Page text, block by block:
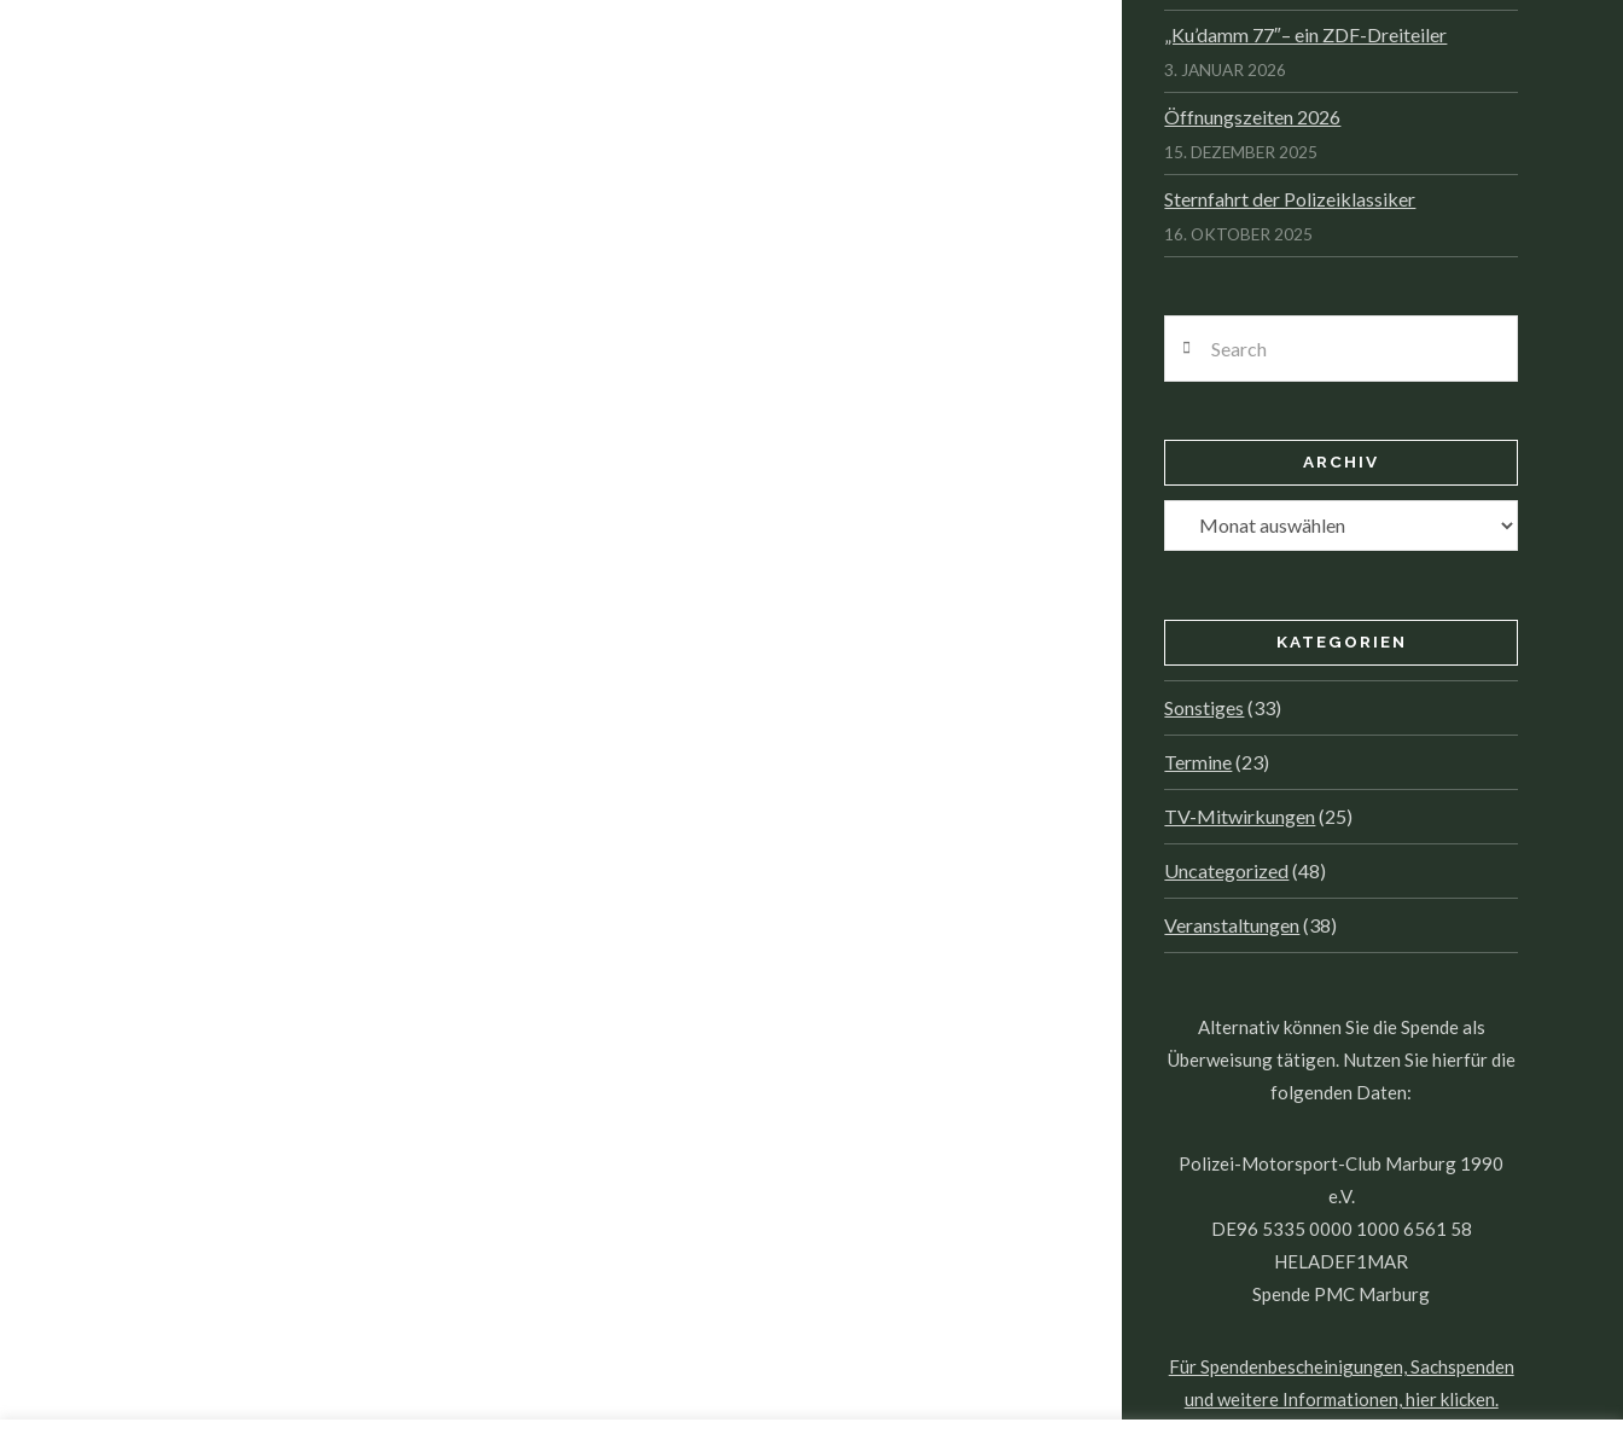
„Ku’damm 77″– ein ZDF-Dreiteiler
3. JANUAR 2026
Öffnungszeiten 2026
15. DEZEMBER 2025
Sternfahrt der Polizeiklassiker
16. OKTOBER 2025
ARCHIV
Archiv
KATEGORIEN
Sonstiges (33)
Termine(23)
TV-Mitwirkungen(25)
Uncategorized(48)
Veranstaltungen(38)
Alternativ können Sie die Spende als
Überweisung tätigen. Nutzen Sie hierfür die
folgenden Daten:
Polizei-Motorsport-Club Marburg 1990
e.V.
DE96 5335 0000 1000 6561 58
HELADEF1MAR
Spende PMC Marburg
Für Spendenbescheinigungen, Sachspenden
und weitere Informationen, hier klicken.